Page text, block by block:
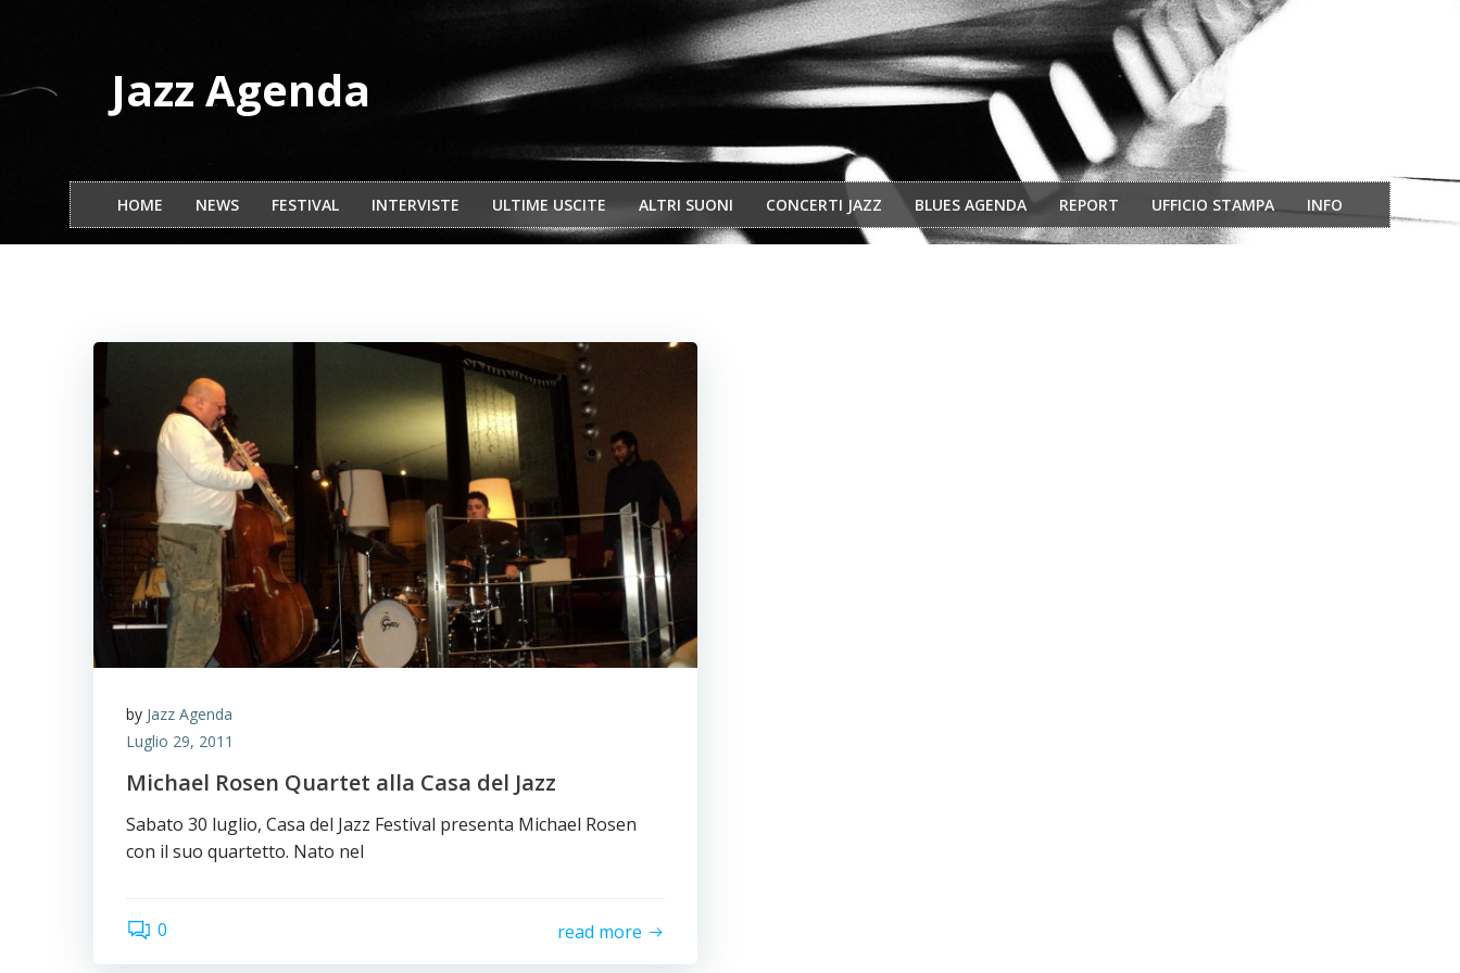
Jazz Agenda
HOME NEWS FESTIVAL INTERVISTE ULTIME USCITE ALTRI SUONI CONCERTI JAZZ BLUES AGENDA REPORT UFFICIO STAMPA INFO
by Jazz Agenda
Luglio 29, 2011
Michael Rosen Quartet alla Casa del Jazz
Sabato 30 luglio, Casa del Jazz Festival presenta Michael Rosen
con il suo quartetto. Nato nel
0 read more